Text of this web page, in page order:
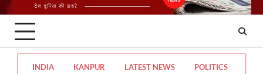
INDIA KANPUR LATEST NEWS POLITICS